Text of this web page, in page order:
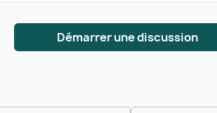
Démarrer une discussion